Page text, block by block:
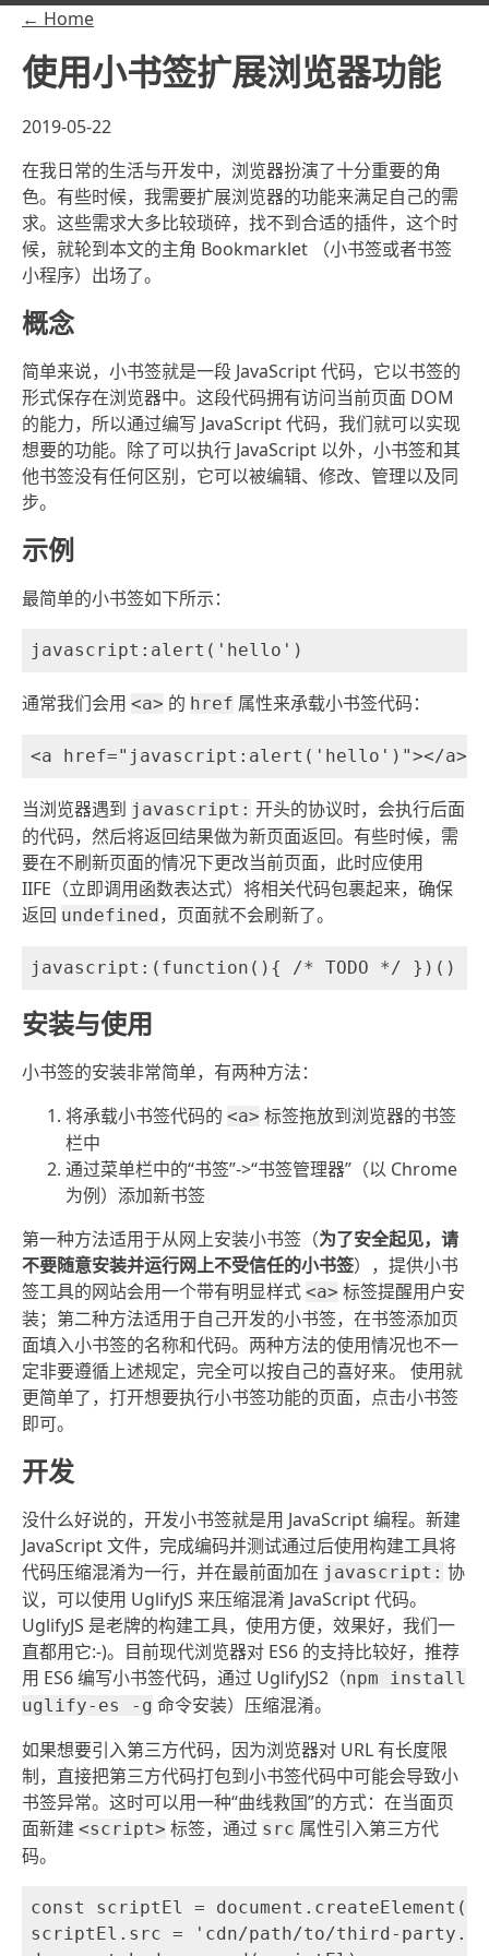
← Home
使用小书签扩展浏览器功能
2019-05-22
在我日常的生活与开发中，浏览器扮演了十分重要的角
色。有些时候，我需要扩展浏览器的功能来满足自己的需
求。这些需求大多比较琐碎，找不到合适的插件，这个时
候，就轮到本文的主角 Bookmarklet （小书签或者书签
小程序）出场了。
概念
简单来说，小书签就是一段 JavaScript 代码，它以书签的
形式保存在浏览器中。这段代码拥有访问当前页面 DOM
的能力，所以通过编写 JavaScript 代码，我们就可以实现
想要的功能。除了可以执行 JavaScript 以外，小书签和其
他书签没有任何区别，它可以被编辑、修改、管理以及同
步。
示例
最简单的小书签如下所示：
通常我们会用 <a> 的 href 属性来承载小书签代码：
当浏览器遇到 javascript: 开头的协议时，会执行后面
的代码，然后将返回结果做为新页面返回。有些时候，需
要在不刷新页面的情况下更改当前页面，此时应使用
IIFE（立即调用函数表达式）将相关代码包裹起来，确保
返回 undefined，页面就不会刷新了。
安装与使用
小书签的安装非常简单，有两种方法：
将承载小书签代码的 <a> 标签拖放到浏览器的书签
栏中
通过菜单栏中的“书签”->“书签管理器”（以 Chrome
为例）添加新书签
第一种方法适用于从网上安装小书签（为了安全起见，请
不要随意安装并运行网上不受信任的小书签），提供小书
签工具的网站会用一个带有明显样式 <a> 标签提醒用户安
装；第二种方法适用于自己开发的小书签，在书签添加页
面填入小书签的名称和代码。两种方法的使用情况也不一
定非要遵循上述规定，完全可以按自己的喜好来。 使用就
更简单了，打开想要执行小书签功能的页面，点击小书签
即可。
开发
没什么好说的，开发小书签就是用 JavaScript 编程。新建
JavaScript 文件，完成编码并测试通过后使用构建工具将
代码压缩混淆为一行，并在最前面加在 javascript: 协
议，可以使用 UglifyJS 来压缩混淆 JavaScript 代码。
UglifyJS 是老牌的构建工具，使用方便，效果好，我们一
直都用它:-)。目前现代浏览器对 ES6 的支持比较好，推荐
用 ES6 编写小书签代码，通过 UglifyJS2（npm install
uglify-es -g 命令安装）压缩混淆。
如果想要引入第三方代码，因为浏览器对 URL 有长度限
制，直接把第三方代码打包到小书签代码中可能会导致小
书签异常。这时可以用一种“曲线救国”的方式：在当面页
面新建 <script> 标签，通过 src 属性引入第三方代
码。
const scriptEl =
scriptEl.src = 'cdn/path/to/third-